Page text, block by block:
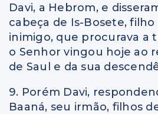
Davi, a Hebrom, e
cabeça de Is-Bosete, filho
inimigo, que procurava a
o Senhor vingou hoje ao
de Saul e da sua
9. Porém Davi,
Baaná, seu irmão, filhos